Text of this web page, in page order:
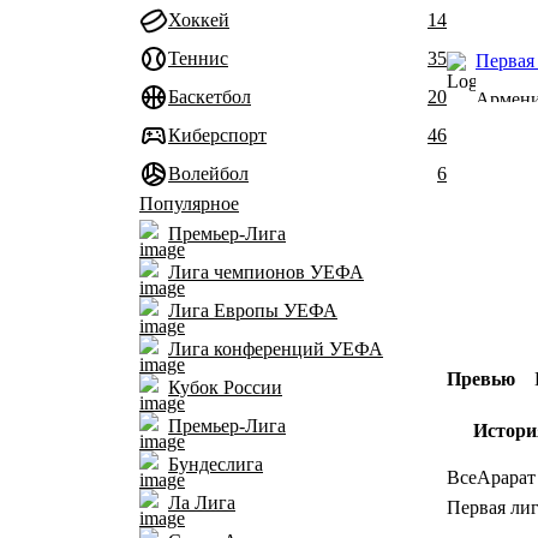
Хоккей
14
Теннис
35
Баскетбол
20
Киберспорт
46
Волейбол
6
Популярное
Премьер-Лига
Лига чемпионов УЕФА
Лига Европы УЕФА
Лига конференций УЕФА
Кубок России
Премьер-Лига
Бундеслига
Ла Лига
Первая
Превью
Все
Первая